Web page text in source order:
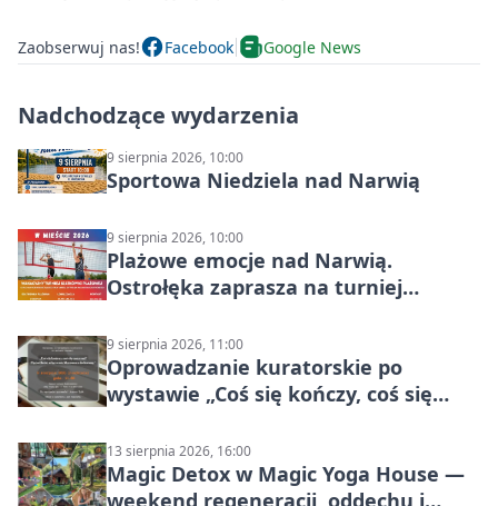
Zaobserwuj nas! Facebook Google News
Nadchodzące wydarzenia
9 sierpnia 2026, 10:00
Sportowa Niedziela nad Narwią
9 sierpnia 2026, 10:00
Plażowe emocje nad Narwią.
Ostrołęka zaprasza na turniej
9 sierpnia 2026, 11:00
Oprowadzanie kuratorskie po
wystawie „Coś się kończy, coś się
Mazowsza do Korony”
13 sierpnia 2026, 16:00
Magic Detox w Magic Yoga House —